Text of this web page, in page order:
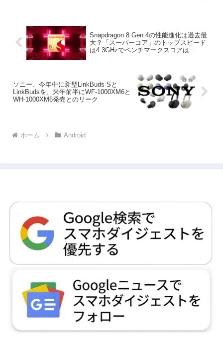
Snapdragon 8 Gen 4の性能進化は過去最
大？「スーパーコア」のトップスピード
は4.3GHzでベンチマークスコアは
ソニー、今年中に新型LinkBuds Sと
LinkBudsを、来年前半にWF-1000XM6と
WH-1000XM6発売とのリーク
ホーム Android